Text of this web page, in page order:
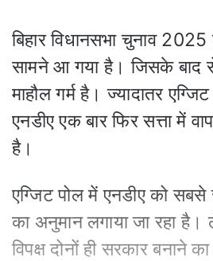
बिहार विधानसभा चुनाव 2025
सामने आ गया है। जिसके बाद
माहौल गर्म है। ज्यादातर
एनडीए एक बार फिर सत्ता में
है।
एग्जिट पोल में एनडीए को सबसे
का अनुमान लगाया जा रहा है।
विपक्ष दोनों ही सरकार बनाने